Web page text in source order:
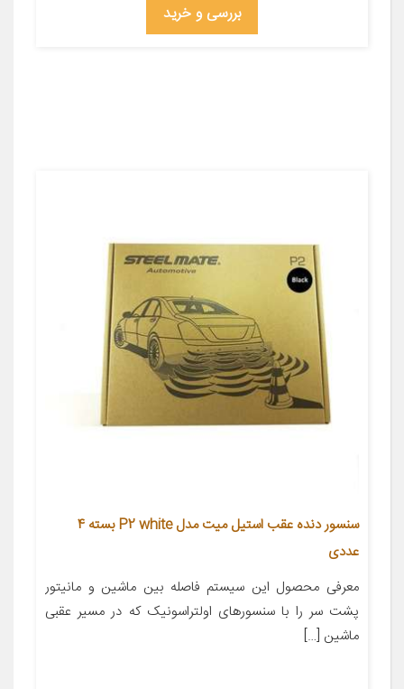
بررسی و خرید
سنسور دنده عقب استیل میت مدل P2 white بسته 4
عددی
معرفی محصول این سیستم فاصله بین ماشین و مانیتور
پشت سر را با سنسورهای اولتراسونیک که در مسیر عقبی
ماشین […]